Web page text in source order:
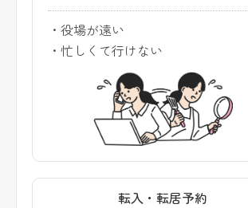
・役場が遠い
・忙しくて行けない
転入・転居予約